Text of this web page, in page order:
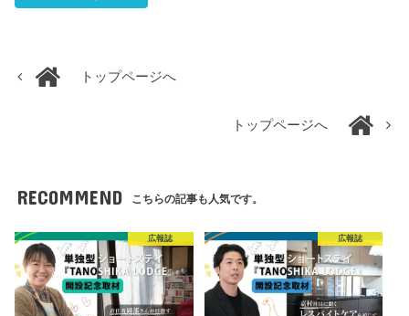
トップページへ
トップページへ
RECOMMEND こちらの記事も人気です。
広報誌 広報誌